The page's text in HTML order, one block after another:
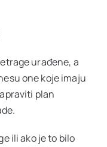
urađene, a
one koje imaju
plan
ili ako je to bilo